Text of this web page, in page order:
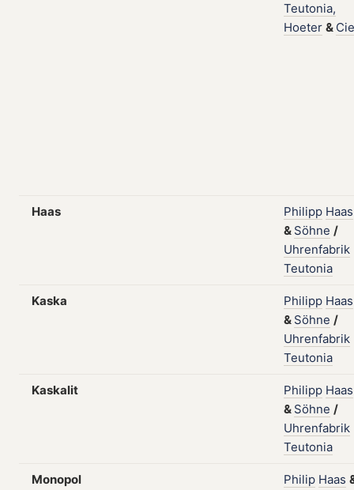
Teutonia,
Hoeter &
Haas Philipp Haas
& Söhne /
Uhrenfabrik
Teutonia
Kaska Philipp Haas
& Söhne /
Uhrenfabrik
Teutonia
Kaskalit Philipp Haas
& Söhne /
Uhrenfabrik
Teutonia
Monopol Philip Haas